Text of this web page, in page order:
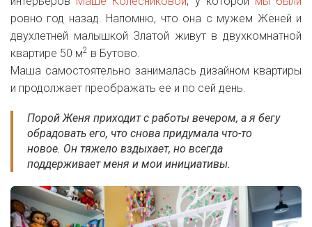
ровно год назад. Напомню, что она с мужем Женей и
двухлетней малышкой Златой живут в двухкомнатной
квартире 50 м2 в Бутово.
Маша самостоятельно занималась дизайном квартиры
и продолжает преображать ее и по сей день.
Порой Женя приходит с работы вечером, а я бегу
обрадовать его, что снова придумала что-то
новое. Он тяжело вздыхает, но всегда
поддерживает меня и мои инициативы.